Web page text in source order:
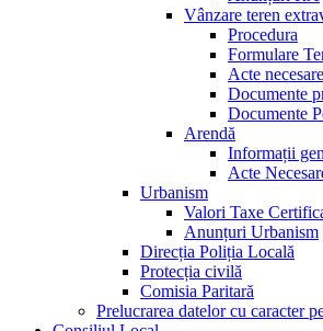
Vânzare teren
Procedura
Formulare
Acte
Documente
Documente
Arendă
Informații
Acte
Urbanism
Valori Taxe
Anunțuri Urbanism
Direcția Poliția Locală
Protecția civilă
Comisia Paritară
Prelucrarea datelor cu caracter